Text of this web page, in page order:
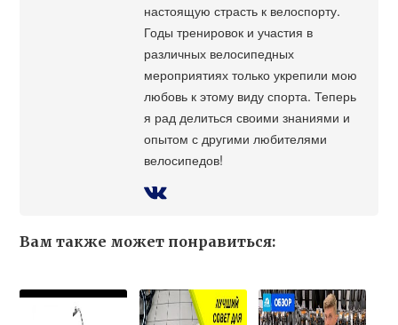
настоящую страсть к велоспорту.
Годы тренировок и участия в
различных велосипедных
мероприятиях только укрепили мою
любовь к этому виду спорта. Теперь
я рад делиться своими знаниями и
опытом с другими любителями
велосипедов!
Вам также может понравиться: